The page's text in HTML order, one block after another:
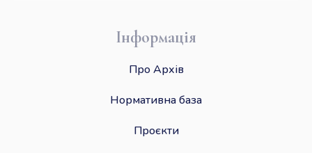
Інформація
Про Архів
Нормативна база
Проєкти